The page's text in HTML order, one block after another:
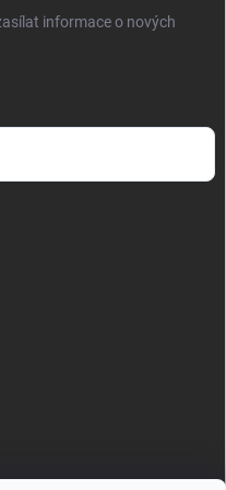
informace o nových